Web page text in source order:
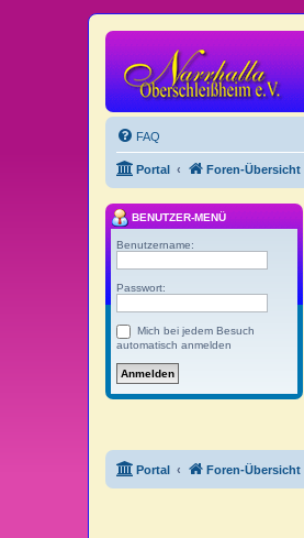
FAQ
Portal Foren-Übersicht
BENUTZER-MENÜ
Benutzername:
Passwort:
Mich bei jedem Besuch
automatisch anmelden
Portal Foren-Übersicht